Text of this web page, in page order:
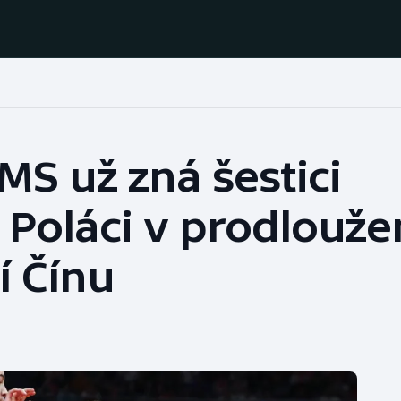
Jezdectví
Judo
Krasobruslení
Rychlobruslení
Rychlostní
kanoistika
už zná šestici
v
Čínu